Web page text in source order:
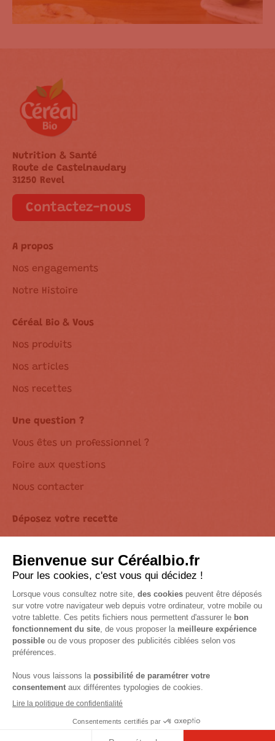
Nutrition & Santé
Route de Castelnaudary
31250 Revel
Contactez-nous
A propos
Nos engagements
Notre Histoire
Céréal Bio & Vous
Nos produits
Nos articles
Nos recettes
Une question ?
Vous êtes un professionnel ?
Foire aux questions
Nous contacter
Déposez votre recette
Suivez-nous sur les réseaux !
Mentions Légales